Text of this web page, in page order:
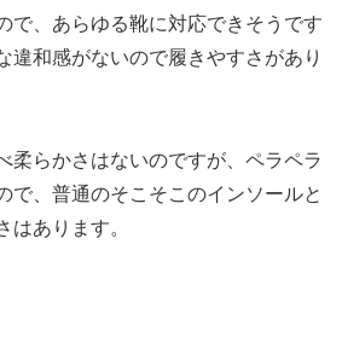
で、あらゆる靴に対応できそうです
違和感がないので履きやすさがあり
柔らかさはないのですが、ペラペラ
で、普通のそこそこのインソールと
はあります。